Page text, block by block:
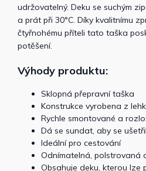
udržovatelný. Deku se suchým
a prát při 30°C. Díky kvalitnímu
čtyřnohému příteli tato taška
potěšení.
Výhody produktu:
Sklopná přepravní taška
Konstrukce vyrobena z
Rychle smontované a
Dá se sundat, aby se
Ideální pro cestování
Odnímatelná, polstrovaná
Obsahuje deku, kterou lze